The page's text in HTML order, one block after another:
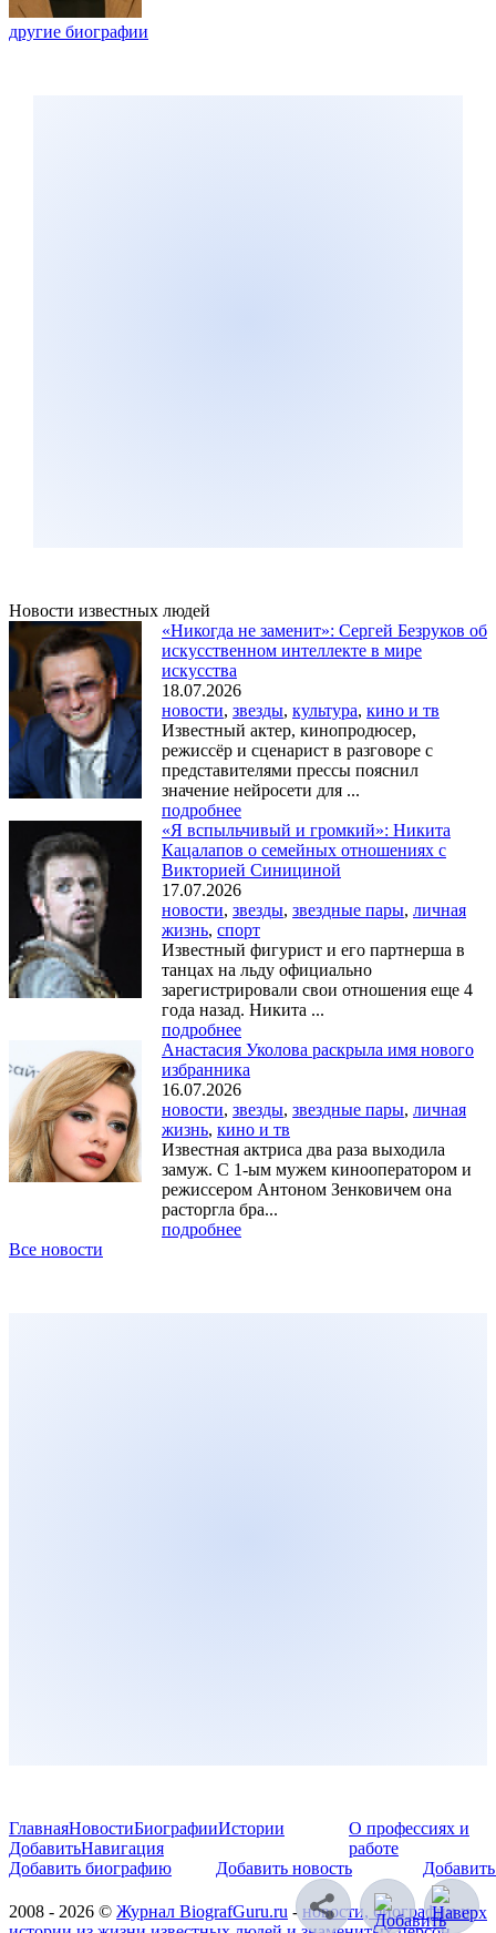
другие биографии
Новости известных людей
«Никогда не заменит»: Сергей Безруков об
искусственном интеллекте в мире
искусства
18.07.2026
новости, звезды, культура, кино и тв
Известный актер, кинопродюсер,
режиссёр и сценарист в разговоре с
представителями прессы пояснил
значение нейросети для ...
подробнее
«Я вспыльчивый и громкий»: Никита
Кацалапов о семейных отношениях с
Викторией Синициной
17.07.2026
новости, звезды, звездные пары, личная
жизнь, спорт
Известный фигурист и его партнерша в
танцах на льду официально
зарегистрировали свои отношения еще 4
года назад. Никита ...
подробнее
Анастасия Уколова раскрыла имя нового
избранника
16.07.2026
новости, звезды, звездные пары, личная
жизнь, кино и тв
Известная актриса два раза выходила
замуж. С 1-ым мужем кинооператором и
режиссером Антоном Зенковичем она
расторгла бра...
подробнее
Все новости
ГлавнаяНовостиБиографииИстории
ДобавитьНавигация
О профессиях и
работе
Добавить биографию
Добавить новость
2008 - 2026 © Журнал BiografGuru.ru - новости, биографии и